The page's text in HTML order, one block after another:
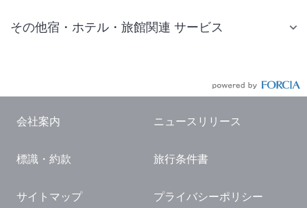
その他宿・ホテル・旅館関連 サービス
国内観光ガイド
旅行・観光情報
会社案内 ニュースリリース
標識・約款 旅行条件書
サイトマップ プライバシーポリシー